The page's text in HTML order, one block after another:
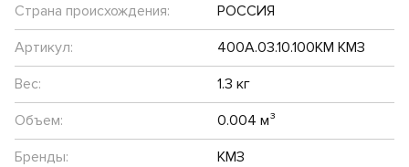
Страна происхождения:
РОССИЯ
Артикул:
400А.03.10.100КМ КМЗ
Вес:
1.3 кг
Объем:
0.004 м³
Бренды:
КМЗ